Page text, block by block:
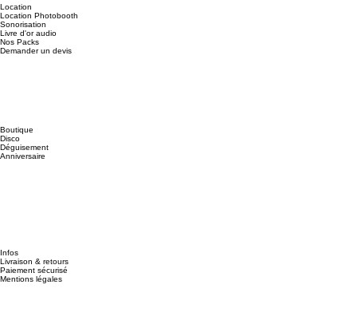
Boutique
Disco
Déguisement
Anniversaire
Location
Location Photobooth
Sonorisation
Livre d'or audio
Nos Packs
Demander un devis
Infos
Livraison & retours
Paiement sécurisé
Mentions légales